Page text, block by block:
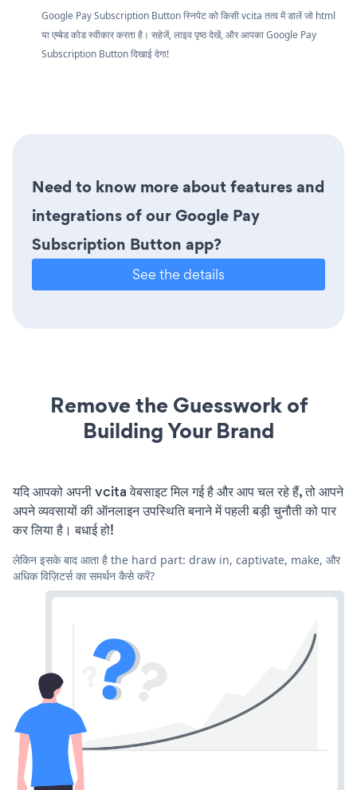
Google Pay Subscription Button स्निपेट को किसी vcita तत्व में डालें जो html
या एम्बेड कोड स्वीकार करता है। सहेजें, लाइव पृष्ठ देखें, और आपका Google Pay
Subscription Button दिखाई देगा!
Need to know more about features and
integrations of our Google Pay
Subscription Button app?
See the details
Remove the Guesswork of
Building Your Brand
यदि आपको अपनी vcita वेबसाइट मिल गई है और आप चल रहे हैं, तो आपने
अपने व्यवसायों की ऑनलाइन उपस्थिति बनाने में पहली बड़ी चुनौती को पार
कर लिया है। बधाई हो!
लेकिन इसके बाद आता है the hard part: draw in, captivate, make, और
अधिक विज़िटर्स का समर्थन कैसे करें?